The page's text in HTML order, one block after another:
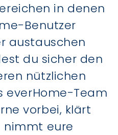
in denen
Benutzer
austauschen
du sicher den
nützlichen
everHome-Team
vorbei, klärt
nimmt eure